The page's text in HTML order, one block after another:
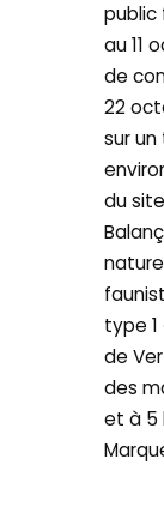
public
au 11
de
22
sur
du
type
de
des
et à 5